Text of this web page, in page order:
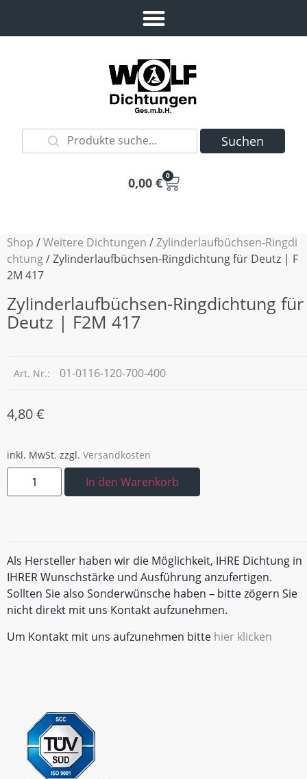
Suchen
0,00 € 0
Shop /Weitere Dichtungen /Zylinderlaufbüchsen-Ringdi
chtung/ Zylinderlaufbüchsen-Ringdichtung für Deutz | F
2M 417
Zylinderlaufbüchsen-Ringdichtung für
Deutz | F2M 417
Art. Nr.: 01-0116-120-700-400
4,80€
inkl. MwSt. zzgl. Versandkosten
In den Warenkorb
Als Hersteller haben wir die Möglichkeit, IHRE Dichtung in
IHRER Wunschstärke und Ausführung anzufertigen.
Sollten Sie also Sonderwünsche haben – bitte zögern Sie
nicht direkt mit uns Kontakt aufzunehmen.
Um Kontakt mit uns aufzunehmen bitte hier klicken